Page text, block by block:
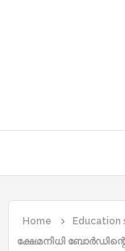
Home Education
ക്ഷേമനിധി